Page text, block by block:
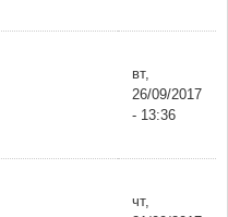
вт,
26/09/2017
- 13:36
чт,